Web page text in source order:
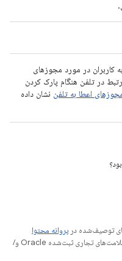
کاربران در مورد مجوزهای
در تلفن هنگام پارک کردن
اعطا به تلفن نشان داده
توصیف‌شده در پروانه محتوا
هستند. جاوا و OpenJDK علامت‌های تجاری یا علامت‌های تجاری ثبت‌شده Oracle و/